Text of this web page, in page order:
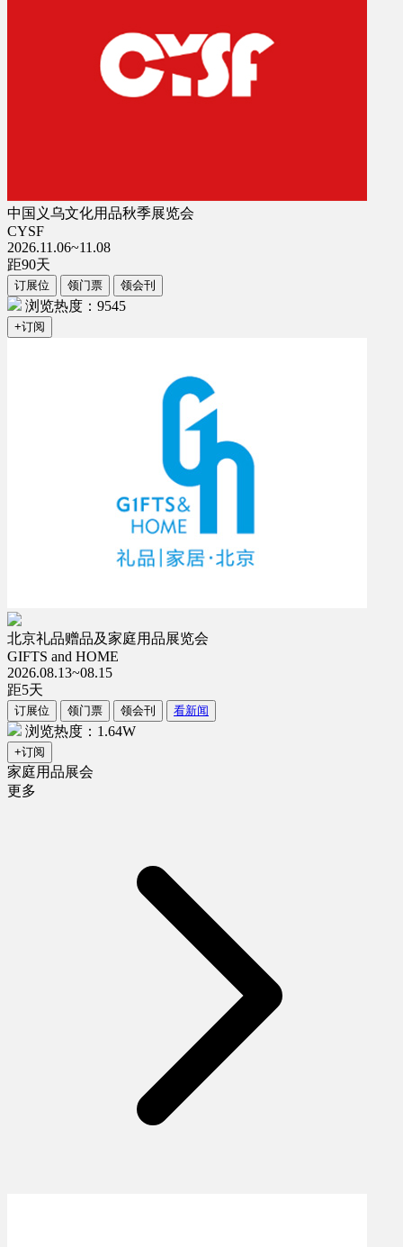
中国义乌文化用品秋季展览会
CYSF
2026.11.06~11.08
距90天
订展位 领门票 领会刊
浏览热度：9545
+订阅
北京礼品赠品及家庭用品展览会
GIFTS and HOME
2026.08.13~08.15
距5天
订展位 领门票 领会刊 看新闻
浏览热度：1.64W
+订阅
家庭用品展会
更多